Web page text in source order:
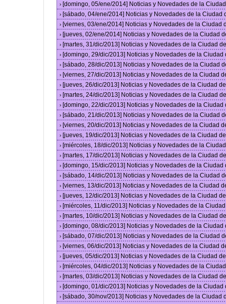
› [domingo, 05/ene/2014] Noticias y Novedades de la
› [sábado, 04/ene/2014] Noticias y Novedades de la Ciudad
› [viernes, 03/ene/2014] Noticias y Novedades de la Ciudad
› [jueves, 02/ene/2014] Noticias y Novedades de la Ciudad
› [martes, 31/dic/2013] Noticias y Novedades de la Ciudad
› [domingo, 29/dic/2013] Noticias y Novedades de la
› [sábado, 28/dic/2013] Noticias y Novedades de la Ciudad
› [viernes, 27/dic/2013] Noticias y Novedades de la Ciudad
› [jueves, 26/dic/2013] Noticias y Novedades de la Ciudad
› [martes, 24/dic/2013] Noticias y Novedades de la Ciudad
› [domingo, 22/dic/2013] Noticias y Novedades de la
› [sábado, 21/dic/2013] Noticias y Novedades de la Ciudad
› [viernes, 20/dic/2013] Noticias y Novedades de la Ciudad
› [jueves, 19/dic/2013] Noticias y Novedades de la Ciudad
› [miércoles, 18/dic/2013] Noticias y Novedades de la
› [martes, 17/dic/2013] Noticias y Novedades de la Ciudad
› [domingo, 15/dic/2013] Noticias y Novedades de la
› [sábado, 14/dic/2013] Noticias y Novedades de la Ciudad
› [viernes, 13/dic/2013] Noticias y Novedades de la Ciudad
› [jueves, 12/dic/2013] Noticias y Novedades de la Ciudad
› [miércoles, 11/dic/2013] Noticias y Novedades de la
› [martes, 10/dic/2013] Noticias y Novedades de la Ciudad
› [domingo, 08/dic/2013] Noticias y Novedades de la
› [sábado, 07/dic/2013] Noticias y Novedades de la Ciudad
› [viernes, 06/dic/2013] Noticias y Novedades de la Ciudad
› [jueves, 05/dic/2013] Noticias y Novedades de la Ciudad
› [miércoles, 04/dic/2013] Noticias y Novedades de la
› [martes, 03/dic/2013] Noticias y Novedades de la Ciudad
› [domingo, 01/dic/2013] Noticias y Novedades de la
› [sábado, 30/nov/2013] Noticias y Novedades de la Ciudad